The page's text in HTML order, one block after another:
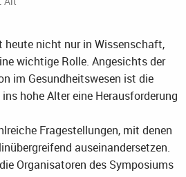
heute nicht nur in Wissenschaft,
wichtige Rolle. Angesichts der
im Gesundheitswesen ist die
hohe Alter eine Herausforderung
Fragestellungen, mit denen
auseinandersetzen.
Organisatoren des Symposiums